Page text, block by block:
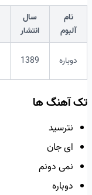
نام
آلبوم
سال
انتشار
دوباره 1389
تک آهنگ ها
نترسید
ای جان
نمی دونم
دوباره